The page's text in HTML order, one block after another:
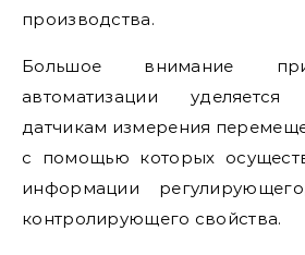
производства.
Большое внимание
автоматизации
датчикам измерения
с помощью которых
информации
контролирующего свойства.